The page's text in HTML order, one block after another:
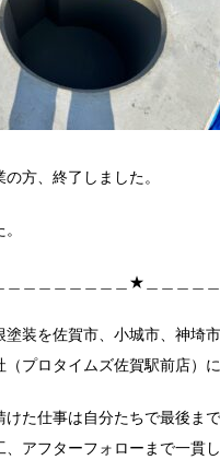
方、終了しました。
＿＿＿＿＿＿＿＿★＿＿＿＿
塗装を佐賀市、小城市、神埼
（プロタイムズ佐賀駅前店）
けた仕事は自分たちで最後ま
、アフターフォローまで一貫